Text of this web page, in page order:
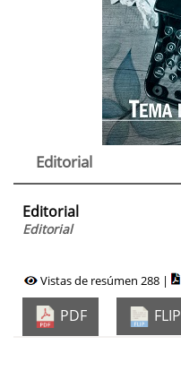
Editorial
Editorial
Editorial
Vistas de resúmen 288 |
PDF FLIP